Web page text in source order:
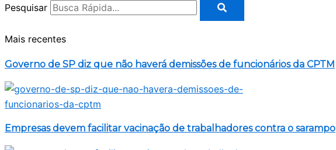
Pesquisar
Mais recentes
Governo de SP diz que não haverá demissões de funcionários da CPTM
Empresas devem facilitar vacinação de trabalhadores contra o sarampo